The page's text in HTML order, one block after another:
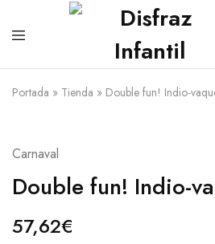
Portada » Tienda » Double fun! Indio-
Carnaval
Double fun! Indio-
57,62€